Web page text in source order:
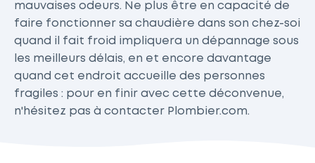
mauvaises odeurs. Ne plus être en capacité de
faire fonctionner sa chaudière dans son chez-soi
quand il fait froid impliquera un dépannage sous
les meilleurs délais, en et encore davantage
quand cet endroit accueille des personnes
fragiles : pour en finir avec cette déconvenue,
n'hésitez pas à contacter Plombier.com.